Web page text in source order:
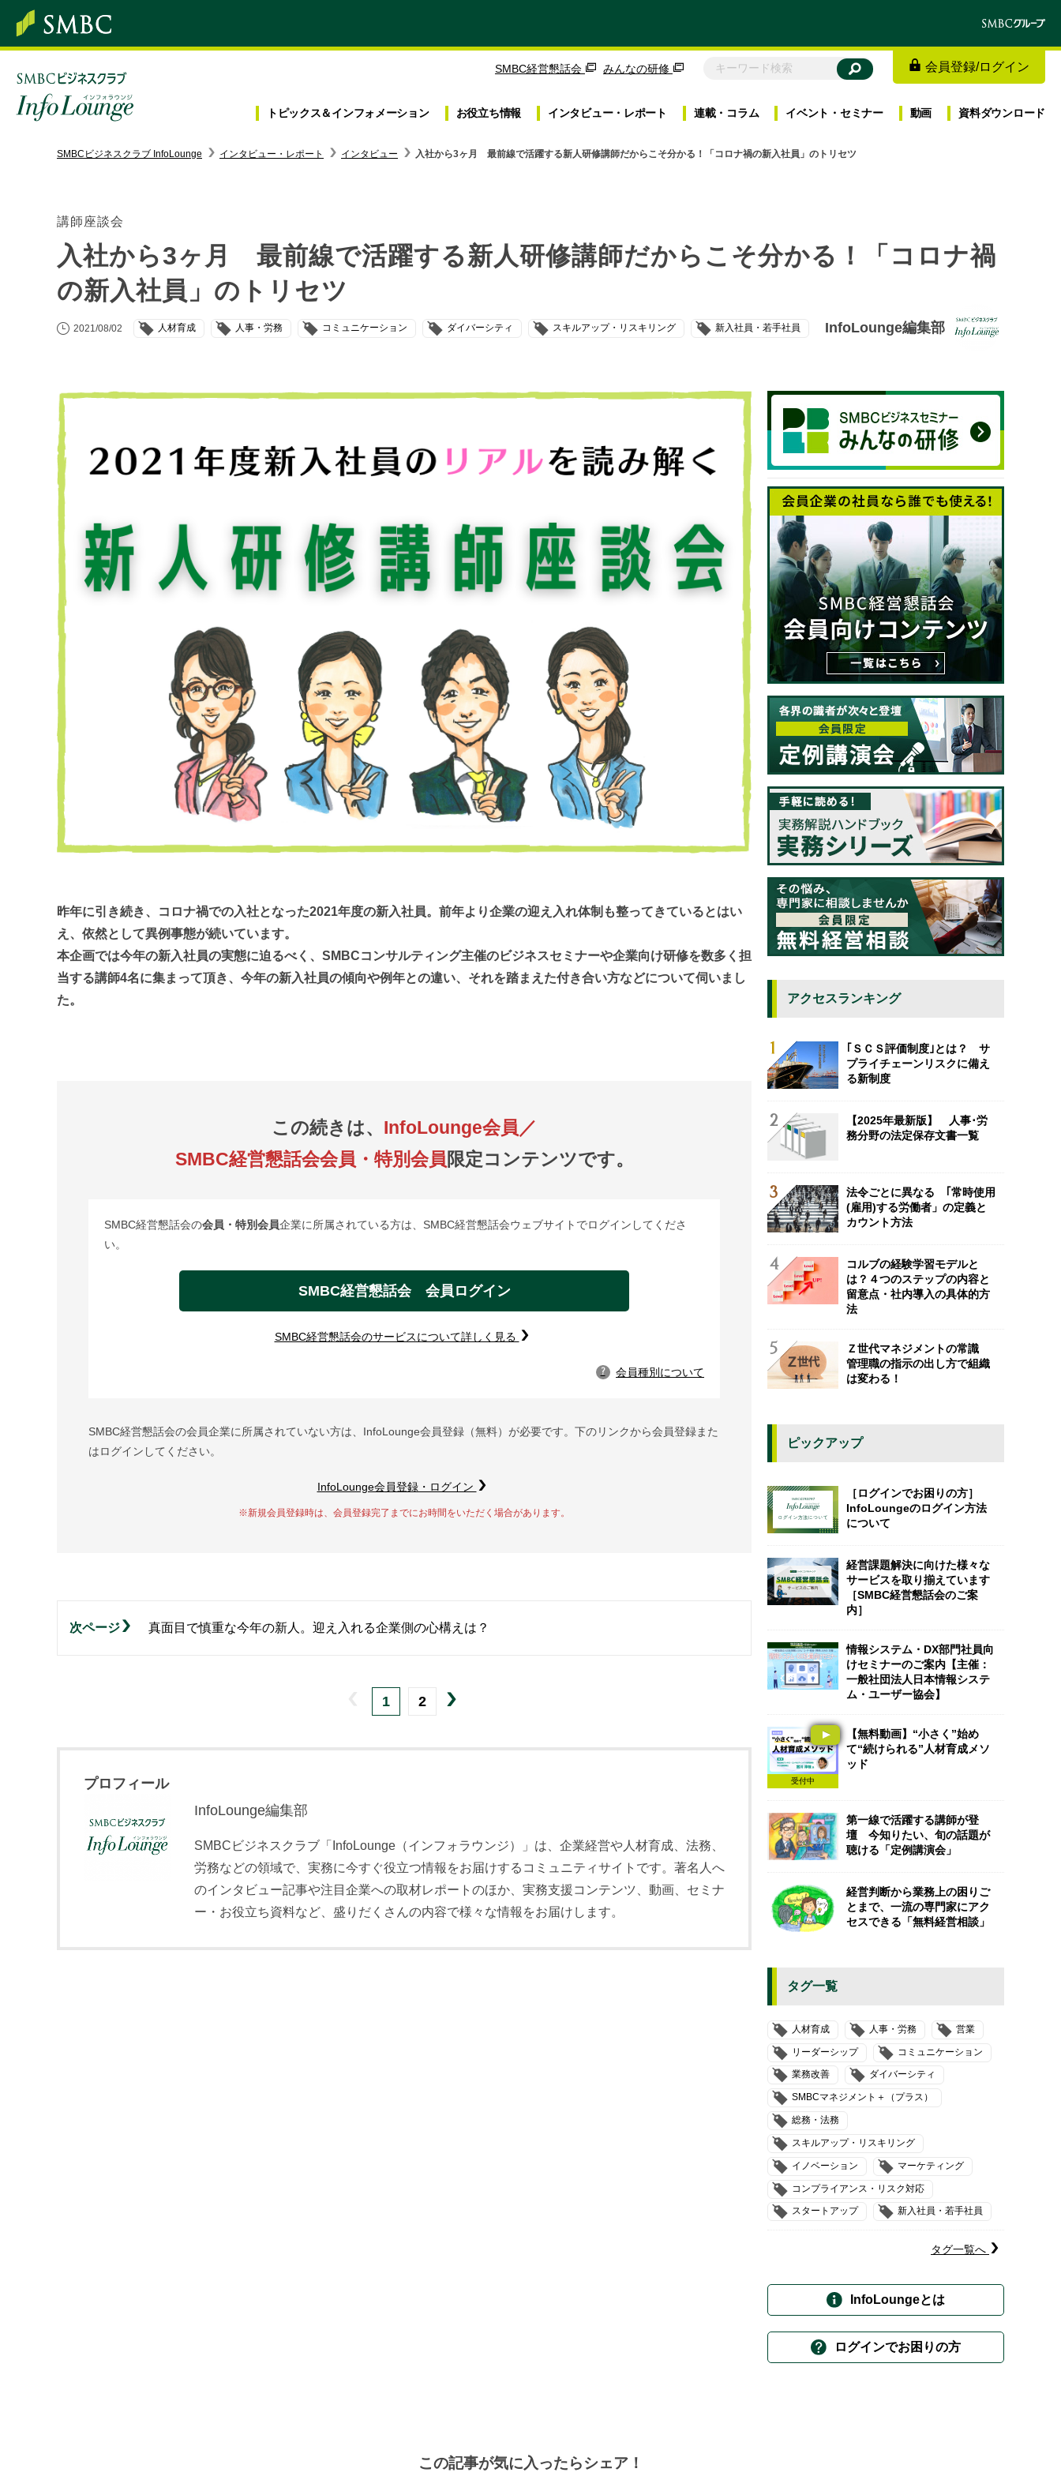
SMBC経営懇話会 みんなの研修 会員登録/ログイン
トピックス＆インフォメーション お役立ち情報 インタビュー・ レポート 連載・ コラム イベント・ セミナー 動画 資料ダウンロード
トピックス＆インフォメーション
お役立ち情報
インタビュー・レポート
イベント・セミナー
資料ダウンロード
InfoLoungeとは
利用規約
プライバシーポリシー
本サイトのご利用にあたって
お問い合わせ
運営会社
SMBCビジネスクラブ InfoLounge インタビュー・レポート インタビュー 入社から3ヶ月 最前線で活躍する新人研修講師だからこそ分かる！「コロナ禍の新入社員」のトリセツ
講師座談会
入社から3ヶ月 最前線で活躍する新人研修講師だからこそ分かる！「コロナ禍
の新入社員」のトリセツ
2021/08/02 人材育成 人事・労務 コミュニケーション ダイバーシティ スキルアップ・リスキリング 新入社員・若手社員 InfoLounge編集部
昨年に引き続き、コロナ禍での入社となった2021年度の新入社員。前年より企業の迎え入れ体制も整ってきているとはい
え、依然として異例事態が続いています。
本企画では今年の新入社員の実態に迫るべく、SMBCコンサルティング主催のビジネスセミナーや企業向け研修を数多く担
当する講師4名に集まって頂き、今年の新入社員の傾向や例年との違い、それを踏まえた付き合い方などについて伺いまし
た。
この続きは、
InfoLounge会員／
SMBC経営懇話会会員・特別会員 限定コンテンツです。
SMBC経営懇話会の会員・特別会員企業に所属されている方は、SMBC経営懇話会ウェブサイトでログインしてくださ
い。
SMBC経営懇話会 会員ログイン
SMBC経営懇話会のサービスについて詳しく見る
? 会員種別について
SMBC経営懇話会の会員企業に所属されていない方は、InfoLounge会員登録（無料）が必要です。下のリンクから会員登録また
はログインしてください。
InfoLounge会員登録・ログイン
※新規会員登録時は、会員登録完了までにお時間をいただく場合があります。
次ページ 真面目で慎重な今年の新人。迎え入れる企業側の心構えは？
1 2
プロフィール
InfoLounge編集部
SMBCビジネスクラブ「InfoLounge（インフォラウンジ）」は、企業経営や人材育成、法務、
労務などの領域で、実務に今すぐ役立つ情報をお届けするコミュニティサイトです。著名人へ
のインタビュー記事や注目企業への取材レポートのほか、実務支援コンテンツ、動画、セミナ
ー・お役立ち資料など、盛りだくさんの内容で様々な情報をお届けします。
この記事が気に入ったらシェア！
アクセスランキング
｢ＳＣＳ評価制度｣とは？ サ
プライチェーンリスクに備え
る新制度
【2025年最新版】 人事･労
務分野の法定保存文書一覧
法令ごとに異なる ｢常時使用
(雇用)する労働者」の定義と
カウント方法
コルブの経験学習モデルと
は？４つのステップの内容と
留意点・社内導入の具体的方
法
Ｚ世代マネジメントの常識
管理職の指示の出し方で組織
は変わる！
ピックアップ
［ログインでお困りの方］
InfoLoungeのログイン方法
について
経営課題解決に向けた様々な
サービスを取り揃えています
［SMBC経営懇話会のご案
内］
情報システム・DX部門社員向
けセミナーのご案内【主催：
一般社団法人日本情報システ
ム・ユーザー協会】
受付中
【無料動画】“小さく”始め
て“続けられる”人材育成メソ
ッド
第一線で活躍する講師が登
壇 今知りたい、旬の話題が
聴ける「定例講演会」
経営判断から業務上の困りご
とまで、一流の専門家にアク
セスできる「無料経営相談」
タグ一覧
人材育成 人事・労務 営業
リーダーシップ コミュニケーション
業務改善 ダイバーシティ
SMBCマネジメント＋（プラス）
総務・法務
スキルアップ・リスキリング
イノベーション マーケティング
コンプライアンス・リスク対応
スタートアップ 新入社員・若手社員
タグ一覧へ
InfoLoungeとは
ログインでお困りの方